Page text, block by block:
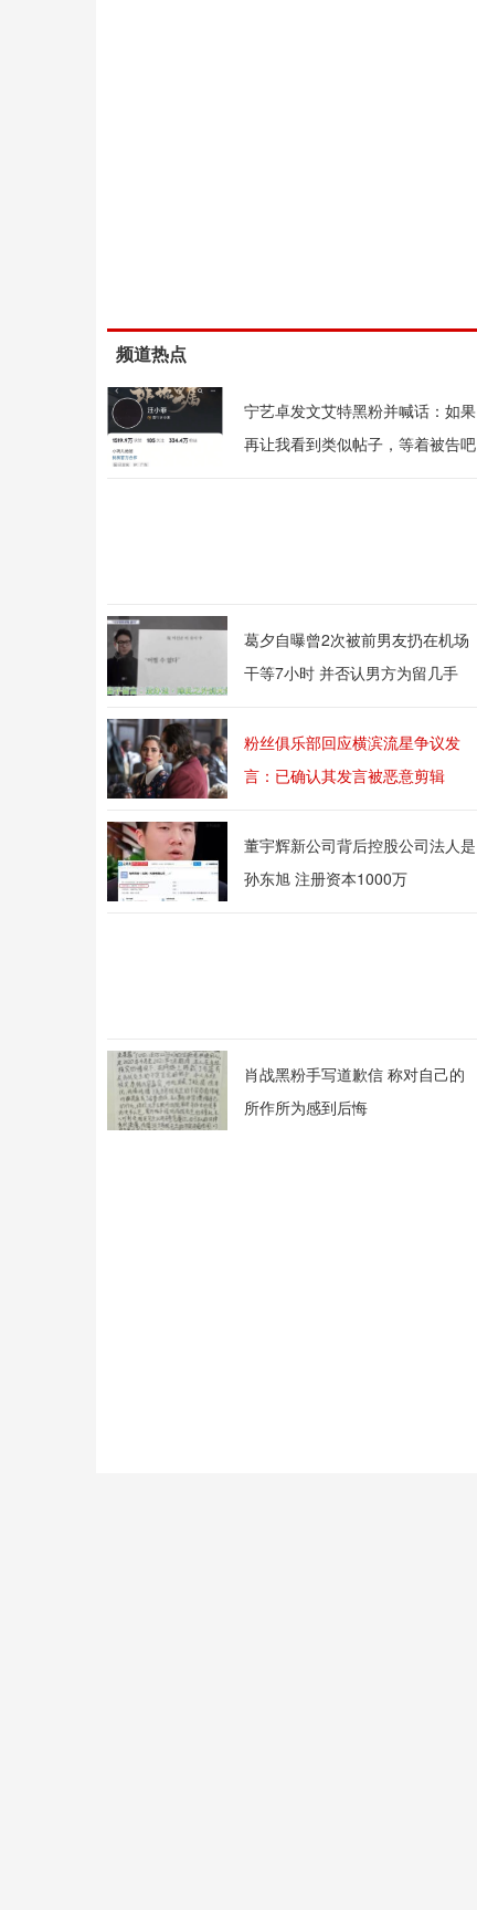
频道热点
宁艺卓发文艾特黑粉并喊话：如果
再让我看到类似帖子，等着被告吧
葛夕自曝曾2次被前男友扔在机场
干等7小时 并否认男方为留几手
粉丝俱乐部回应横滨流星争议发
言：已确认其发言被恶意剪辑
董宇辉新公司背后控股公司法人是
孙东旭 注册资本1000万
肖战黑粉手写道歉信 称对自己的
所作所为感到后悔